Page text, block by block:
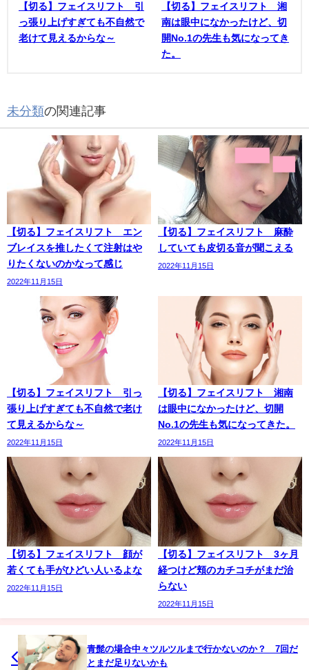
【切る】フェイスリフト 引
っ張り上げすぎても不自然で
老けて見えるからな～
【切る】フェイスリフト 湘
南は眼中になかったけど、切
開No.1の先生も気になってき
た。
未分類の関連記事
【切る】フェイスリフト エン
ブレイスを推したくて注射はや
りたくないのかなって感じ
2022年11月15日
【切る】フェイスリフト 麻酔
していても皮切る音が聞こえる
2022年11月15日
【切る】フェイスリフト 引っ
張り上げすぎても不自然で老け
て見えるからな～
2022年11月15日
【切る】フェイスリフト 湘南
は眼中になかったけど、切開
No.1の先生も気になってきた。
2022年11月15日
【切る】フェイスリフト 顔が
若くても手がひどい人いるよな
2022年11月15日
【切る】フェイスリフト 3ヶ月
経つけど頬のカチコチがまだ治
らない
2022年11月15日
青髭の場合中々ツルツルまで行かないのか？ 7回だ
とまだ足りないかも